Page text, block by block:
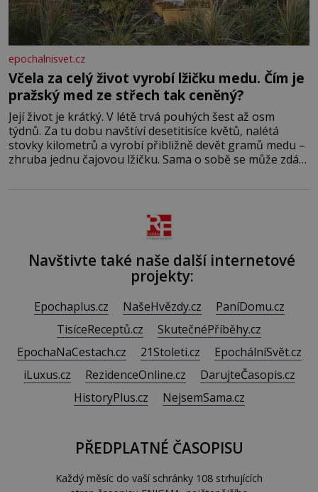
epochalnisvet.cz
Včela za celý život vyrobí lžičku medu. Čím je
pražský med ze střech tak ceněný?
Její život je krátký. V létě trvá pouhých šest až osm
týdnů. Za tu dobu navštíví desetitisíce květů, nalétá
stovky kilometrů a vyrobí přibližně devět gramů medu –
zhruba jednu čajovou lžičku. Sama o sobě se může zdát
Navštivte také naše další internetové
projekty:
Epochaplus.cz NašeHvězdy.cz
PaníDomu.cz
TisíceReceptů.cz
SkutečnéPříběhy.cz
EpochaNaCestach.cz
21Stoleti.cz
EpochálníSvět.cz
iLuxus.cz
RezidenceOnline.cz
DarujteČasopis.cz
HistoryPlus.cz
NejsemSama.cz
PŘEDPLATNÉ ČASOPISU
Každý měsíc do vaší schránky 108 strhujících